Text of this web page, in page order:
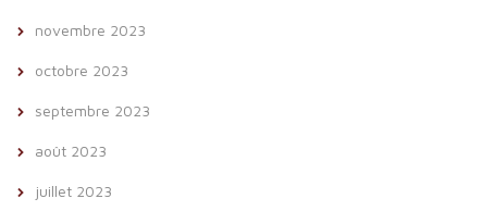
novembre 2023
octobre 2023
septembre 2023
août 2023
juillet 2023